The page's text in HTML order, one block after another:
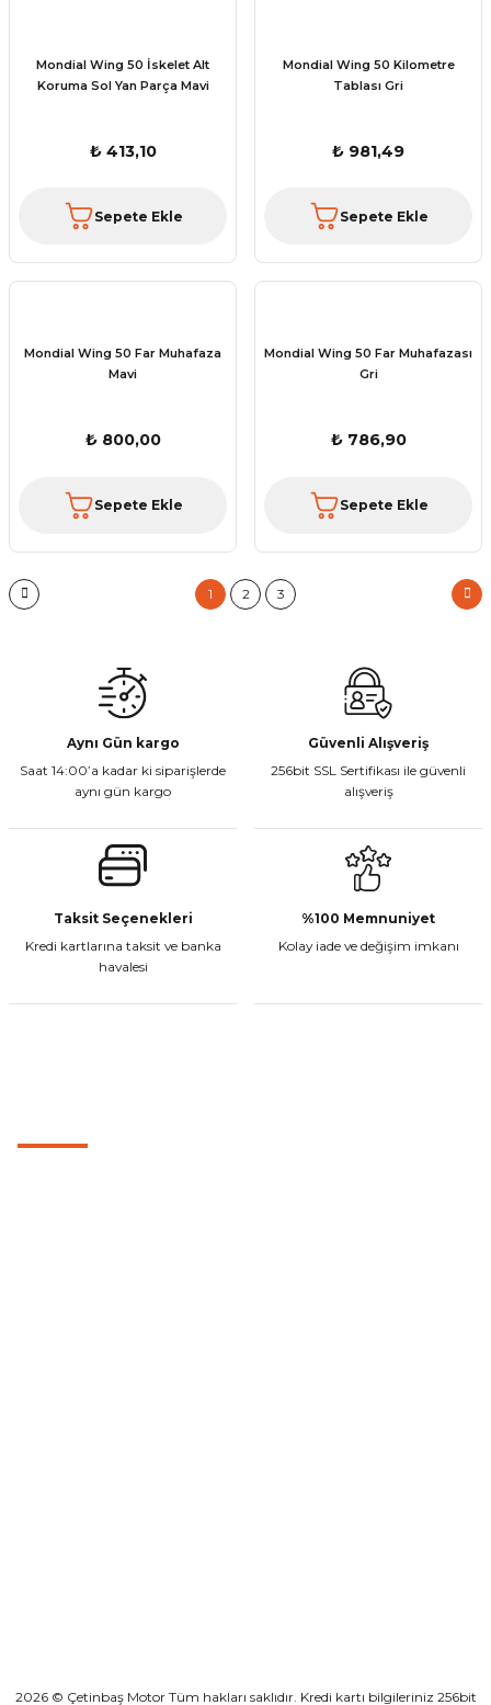
Mondial Wing 50 İskelet Alt
Koruma Sol Yan Parça Mavi
₺ 413,10
Sepete Ekle
Mondial Wing 50 Kilometre
Tablası Gri
₺ 981,49
Sepete Ekle
Mondial Wing 50 Far Muhafaza
Mavi
₺ 800,00
Sepete Ekle
Mondial Wing 50 Far Muhafazası
Gri
₺ 786,90
Sepete Ekle
1 2 3
Aynı Gün kargo
Saat 14:00’a kadar ki siparişlerde
aynı gün kargo
Güvenli Alışveriş
256bit SSL Sertifikası ile güvenli
alışveriş
Taksit Seçenekleri
Kredi kartlarına taksit ve banka
havalesi
%100 Memnuniyet
Kolay iade ve değişim imkanı
2026 © Çetinbaş Motor Tüm hakları saklıdır. Kredi kartı bilgileriniz 256bit